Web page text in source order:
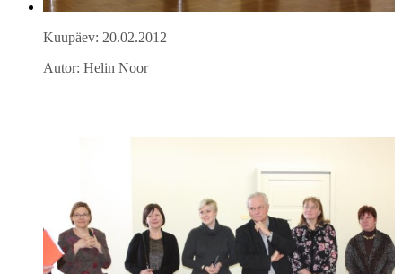
Kuupäev: 20.02.2012
Autor: Helin Noor